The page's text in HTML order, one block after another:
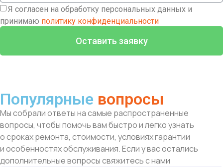
Я согласен на обработку персональных данных и
принимаю политику конфиденциальности
Оставить заявку
Популярные вопросы
Мы собрали ответы на самые распространенные
вопросы, чтобы помочь вам быстро и легко узнать
о сроках ремонта, стоимости, условиях гарантии
и особенностях обслуживания. Если у вас остались
дополнительные вопросы свяжитесь с нами